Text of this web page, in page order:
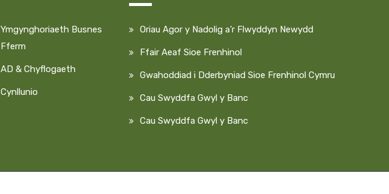
Ymgynghoriaeth Busnes
Fferm
AD & Chyflogaeth
Cynllunio
Oriau Agor y Nadolig a’r Flwyddyn Newydd
Ffair Aeaf Sioe Frenhinol
Gwahoddiad i Dderbyniad Sioe Frenhinol Cymru
Cau Swyddfa Gwyl y Banc
Cau Swyddfa Gwyl y Banc